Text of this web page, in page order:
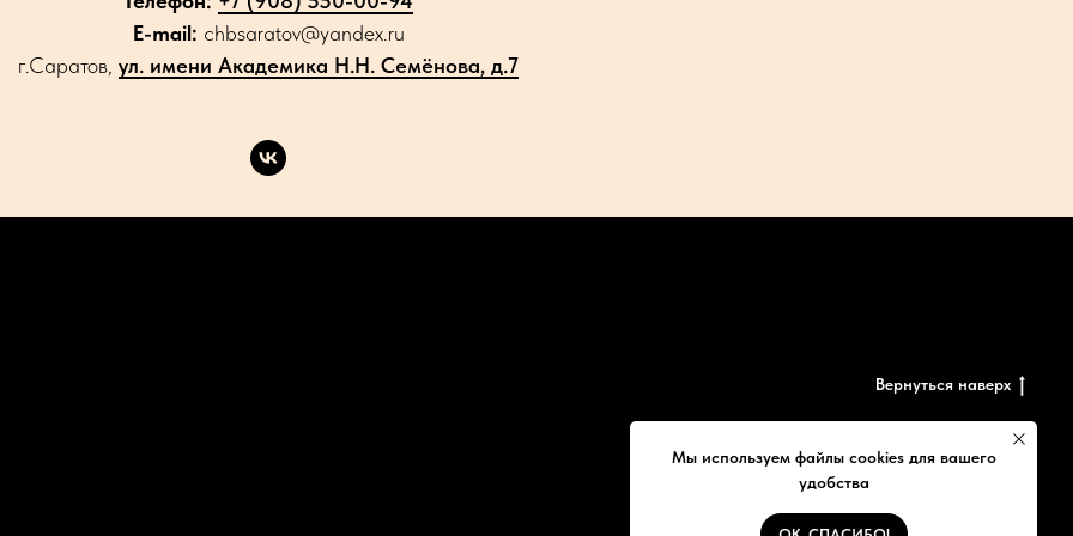
Заказать звонок
Мы используем файлы cookies для вашего
удобства
E-mail: chbsaratov@yandex.ru
г.Саратов, ул. имени Академика Н.Н. Семёнова, д.7
Вернуться наверх